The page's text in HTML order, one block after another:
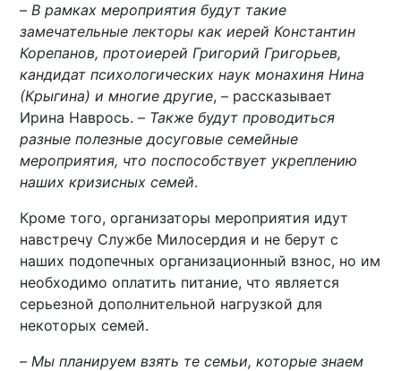
–В рамках мероприятия будут такие
замечательные лекторы как иерей Константин
Корепанов, протоиерей Григорий Григорьев,
кандидат психологических наук монахиня Нина
(Крыгина) и многие другие, – рассказывает
Ирина Наврось. – Также будут проводиться
разные полезные досуговые семейные
мероприятия, что поспособствует укреплению
наших кризисных семей.
Кроме того, организаторы мероприятия идут
навстречу Службе Милосердия и не берут с
наших подопечных организационный взнос, но им
необходимо оплатить питание, что является
серьезной дополнительной нагрузкой для
некоторых семей.
–Мы планируем взять те семьи, которые знаем